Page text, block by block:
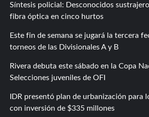
Síntesis policial: Desconocidos
fibra óptica en cinco hurtos
Este fin de semana se jugará la tercera
torneos de las Divisionales A y B
Rivera debuta este sábado en la Copa
Selecciones juveniles de OFI
IDR presentó plan de urbanización para
con inversión de $335 millones